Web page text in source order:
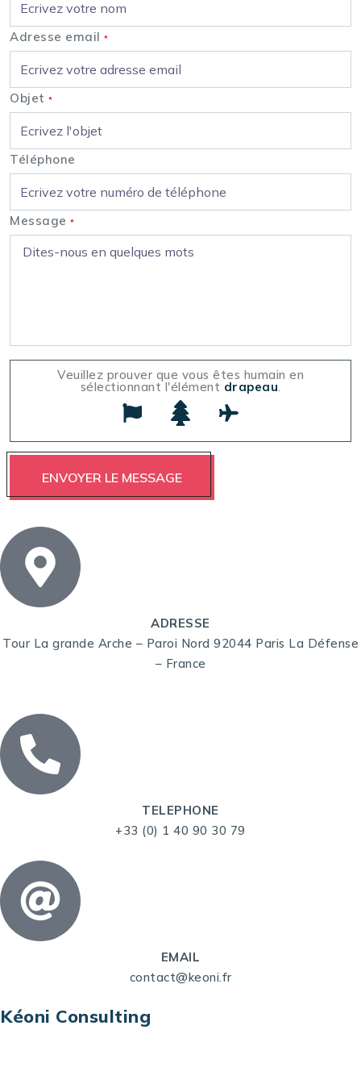
Adresse email *
Objet *
Téléphone
Message *
Veuillez prouver que vous êtes humain en
sélectionnant l'élément drapeau.
ADRESSE
Tour La grande Arche – Paroi Nord 92044 Paris La Défense
– France
TELEPHONE
+33 (0) 1 40 90 30 79
EMAIL
contact@keoni.fr
Kéoni Consulting